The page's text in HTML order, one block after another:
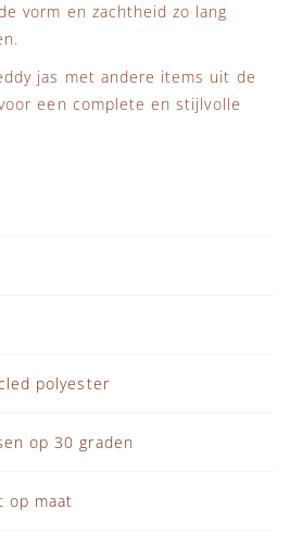
vorm en zachtheid zo lang
jas met andere items uit de
een complete en stijlvolle
polyester
op 30 graden
op maat